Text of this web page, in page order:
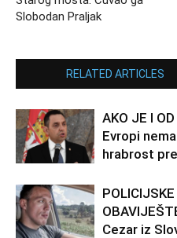
Slobodan Praljak
RELATED ARTICLES
AKO JE I
Evropi
hrabrost
Cezar iz